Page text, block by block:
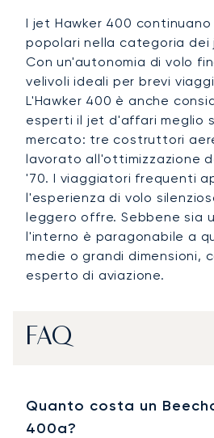
I jet Hawker 400
popolari nella categoria dei
Con un'autonomia di volo
velivoli ideali per brevi
L'Hawker 400 è anche
esperti il jet d'affari meglio
mercato: tre costruttori
lavorato all'ottimizzazione
'70. I viaggiatori frequenti
l'esperienza di volo
leggero offre. Sebbene sia
l'interno è paragonabile a
medie o grandi dimensioni,
esperto di aviazione.
FAQ
Quanto costa un
400a?